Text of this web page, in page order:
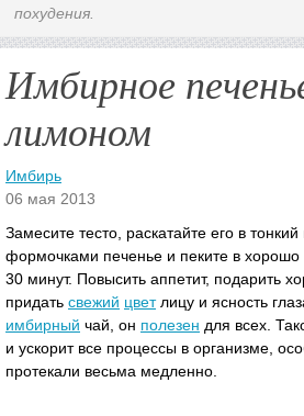
похудения.
Имбирное
лимоном
Имбирь
06 мая 2013
Замесите тесто, раскатайте его в
формочками печенье и пеките в хорошо
30 минут. Повысить аппетит, подарить
придать свежий цветлицу и ясность
имбирный чай, он полезен для всех.
и ускорит все процессы в организме,
протекали весьма медленно.